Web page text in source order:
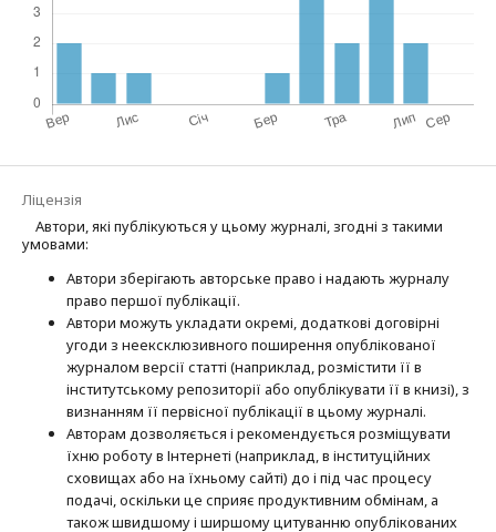
Ліцензія
Автори, які публікуються у цьому журналі, згодні з такими
умовами:
Автори зберігають авторське право і надають журналу
право першої публі­кації.
Автори можуть укладати окремі, додат­кові договірні
угоди з неексклюзив­ного поширення опублікованої
журналом версії статті (наприклад, розмістити її в
інститутському репозиторії або опубліку­вати її в книзі), з
визнанням її первісної публікації в цьому журналі.
Авторам дозволяється і рекомендується розміщувати
їхню роботу в Інтернеті (наприклад, в інституційних
сховищах або на їхньому сайті) до і під час процесу
подачі, оскільки це сприяє продуктивним обмінам, а
також швидшому і ширшому цитуванню опубліко­ва­них